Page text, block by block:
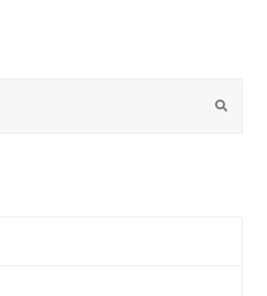
Submit